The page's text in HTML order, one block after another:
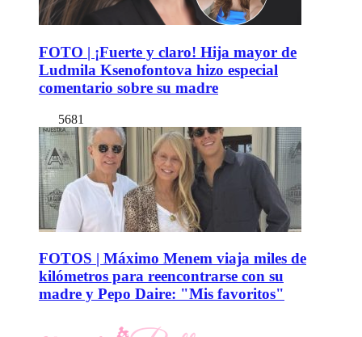
FOTO | ¡Fuerte y claro! Hija mayor de
Ludmila Ksenofontova hizo especial
comentario sobre su madre
5681
FOTOS | Máximo Menem viaja miles de
kilómetros para reencontrarse con su
madre y Pepo Daire: "Mis favoritos"